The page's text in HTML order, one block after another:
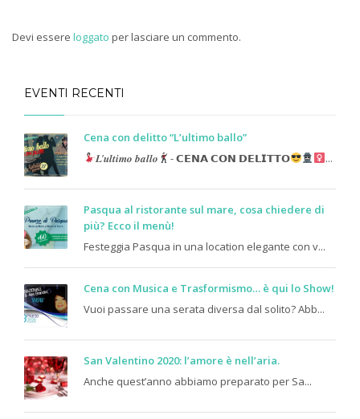
Devi essere loggato per lasciare un commento.
EVENTI RECENTI
Cena con delitto “L’ultimo ballo”
𝑳’𝒖𝒍𝒕𝒊𝒎𝒐 𝒃𝒂𝒍𝒍𝒐
- 𝗖𝗘𝗡𝗔 𝗖𝗢𝗡 𝗗𝗘𝗟𝗜𝗧𝗧𝗢 ...
Pasqua al ristorante sul mare, cosa chiedere di
più? Ecco il menù!
Festeggia Pasqua in una location elegante con v...
Cena con Musica e Trasformismo… è qui lo Show!
Vuoi passare una serata diversa dal solito? Abb...
San Valentino 2020: l’amore è nell’aria.
Anche quest’anno abbiamo preparato per Sa...